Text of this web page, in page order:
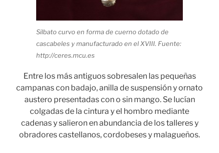
Silbato curvo en forma de cuerno dotado de
cascabeles y manufacturado en el XVIII. Fuente:
http://ceres.mcu.es
Entre los más antiguos sobresalen las pequeñas
campanas con badajo, anilla de suspensión y ornato
austero presentadas con o sin mango. Se lucían
colgadas de la cintura y el hombro mediante
cadenas y salieron en abundancia de los talleres y
obradores castellanos, cordobeses y malagueños.